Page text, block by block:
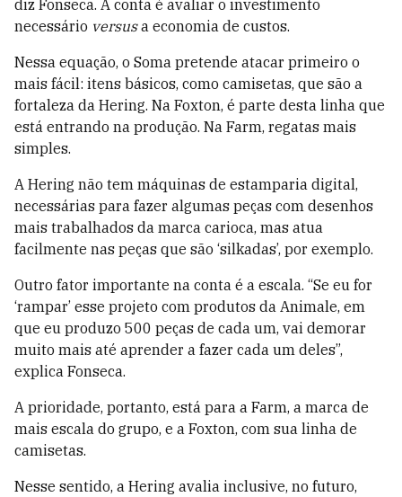
diz Fonseca. A conta é avaliar o investimento
necessário versusa economia de custos.
Nessa equação, o Soma pretende atacar primeiro o
mais fácil: itens básicos, como camisetas, que são a
fortaleza da Hering. Na Foxton, é parte desta linha que
está entrando na produção. Na Farm, regatas mais
simples.
A Hering não tem máquinas de estamparia digital,
necessárias para fazer algumas peças com desenhos
mais trabalhados da marca carioca, mas atua
facilmente nas peças que são ‘silkadas’, por exemplo.
Outro fator importante na conta é a escala. “Se eu for
‘rampar’ esse projeto com produtos da Animale, em
que eu produzo 500 peças de cada um, vai demorar
muito mais até aprender a fazer cada um deles”,
explica Fonseca.
A prioridade, portanto, está para a Farm, a marca de
mais escala do grupo, e a Foxton, com sua linha de
camisetas.
Nesse sentido, a Hering avalia inclusive, no futuro,